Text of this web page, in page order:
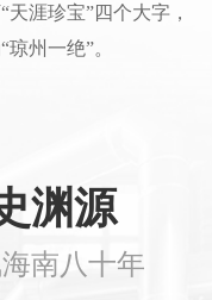
涯珍宝”四个大字，
州一绝”。
渊源
南八十年